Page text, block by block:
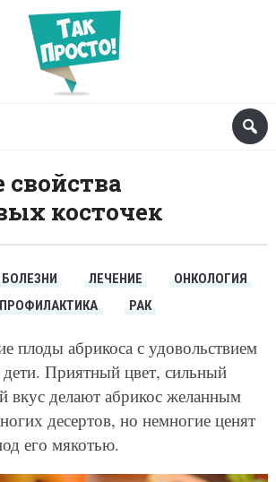
косточек
БОЛЕЗНИ ЛЕЧЕНИЕ
ОНКОЛОГИЯ
ПРОФИЛАКТИКА
РАК
плоды абрикоса с удовольствием
дети. Приятный цвет, сильный
вкус делают абрикос желанным
десертов, но немногие ценят
его мякотью.